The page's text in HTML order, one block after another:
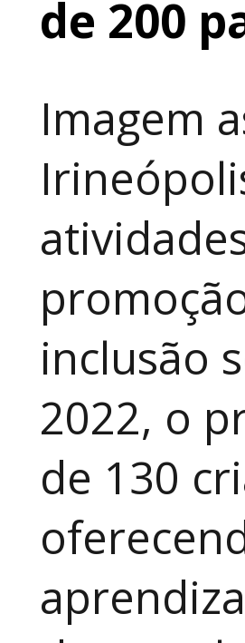
de 200
Imagem
inclusão
2022, o
de 130